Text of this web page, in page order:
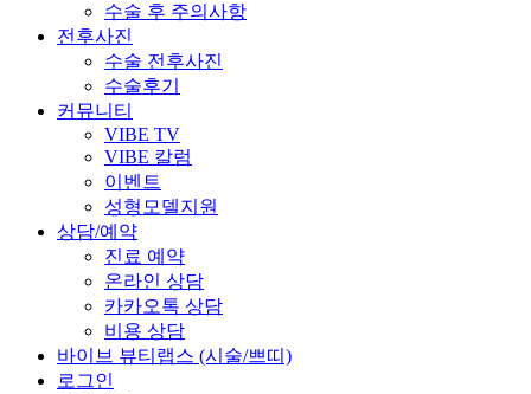
수술 후 주의사항
전후사진
수술 전후사진
수술후기
커뮤니티
VIBE TV
VIBE 칼럼
이벤트
성형모델지원
상담/예약
진료 예약
온라인 상담
카카오톡 상담
비용 상담
바이브 뷰티랩스 (시술/쁘띠)
로그인